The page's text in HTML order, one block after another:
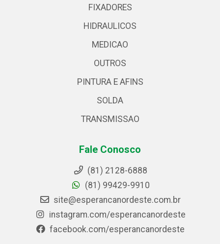
FIXADORES
HIDRAULICOS
MEDICAO
OUTROS
PINTURA E AFINS
SOLDA
TRANSMISSAO
Fale Conosco
(81) 2128-6888
(81) 99429-9910
site@esperancanordeste.com.br
instagram.com/esperancanordeste
facebook.com/esperancanordeste